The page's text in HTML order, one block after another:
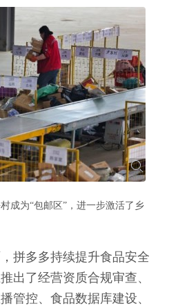
成为“包邮区”，进一步激活了乡
拼多多持续提升食品安全
出了经营资质合规审查、
管控、食品数据库建设、